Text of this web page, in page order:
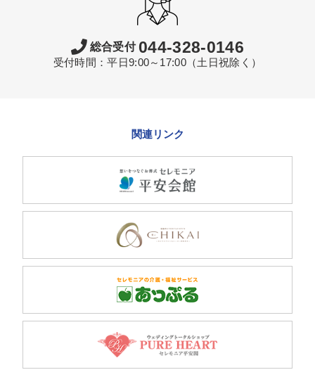
総合受付 044-328-0146
受付時間：平日9:00～17:00（土日祝除く）
関連リンク